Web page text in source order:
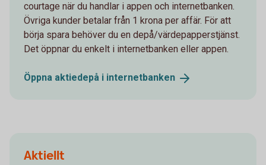
courtage när du handlar i appen och internetbanken.
Övriga kunder betalar från 1 krona per affär. För att
börja spara behöver du en depå/värdepapperstjänst.
Det öppnar du enkelt i internetbanken eller appen.
Öppna aktiedepå i internetbanken
Aktiellt